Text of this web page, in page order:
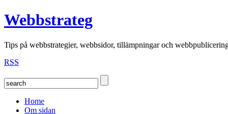
Webbstrateg
Tips på webbstrategier, webbsidor, tillämpningar och
RSS
Home
Om sidan